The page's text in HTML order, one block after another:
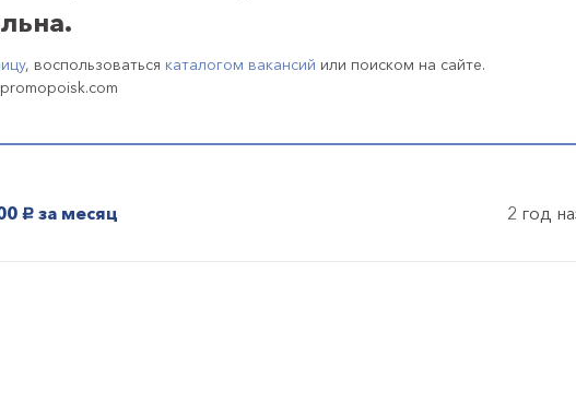
, воспользоваться каталогом вакансий или поиском на сайте.
руб. за месяц 2 год